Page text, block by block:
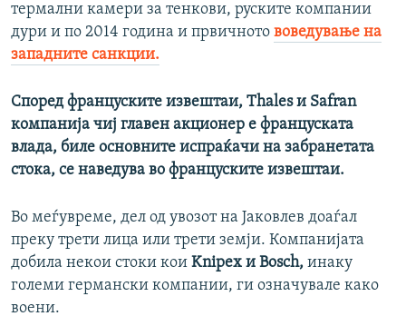
термални камери за тенкови, руските компании
дури и по 2014 година и првичното воведување на
западните санкции.
Според француските извештаи, Thales и Safran
компанија чиј главен акционер е француската
влада, биле основните испраќачи на забранетата
стока, се наведува во француските извештаи.
Во меѓувреме, дел од увозот на Јаковлев доаѓал
преку трети лица или трети земји. Компанијата
добила некои стоки кои Knipex и Bosch, инаку
големи германски компании, ги означувале како
воени.